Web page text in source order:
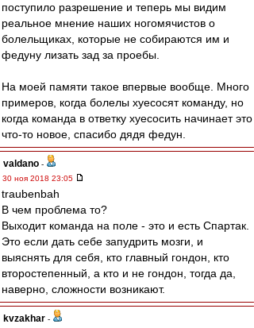
поступило разрешение и теперь мы видим
реальное мнение наших ногомячистов о
болельщиках, которые не собираются им и
федуну лизать зад за проебы.
На моей памяти такое впервые вообще. Много
примеров, когда болелы хуесосят команду, но
когда команда в ответку хуесосить начинает это
что-то новое, спасибо дядя федун.
valdano -
30 ноя 2018 23:05
traubenbah
В чем проблема то?
Выходит команда на поле - это и есть Спартак.
Это если дать себе запудрить мозги, и
выяснять для себя, кто главный гондон, кто
второстепенный, а кто и не гондон, тогда да,
наверно, сложности возникают.
kvzakhar -